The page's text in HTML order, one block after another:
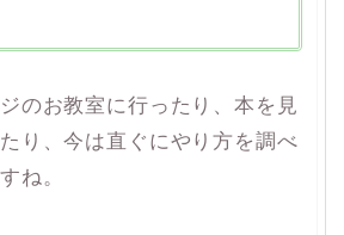
のお教室に行ったり、本を見
り、今は直ぐにやり方を調べ
ね。